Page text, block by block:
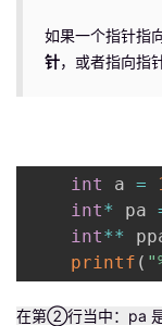
如果一个指针指
针，或者指向指
int a =
int* pa
int**
printf (
在第②行当中：pa